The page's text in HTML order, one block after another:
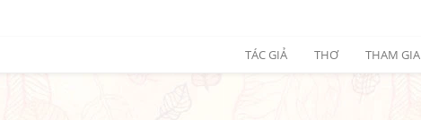
TÁC GIẢ THƠ THAM GIA